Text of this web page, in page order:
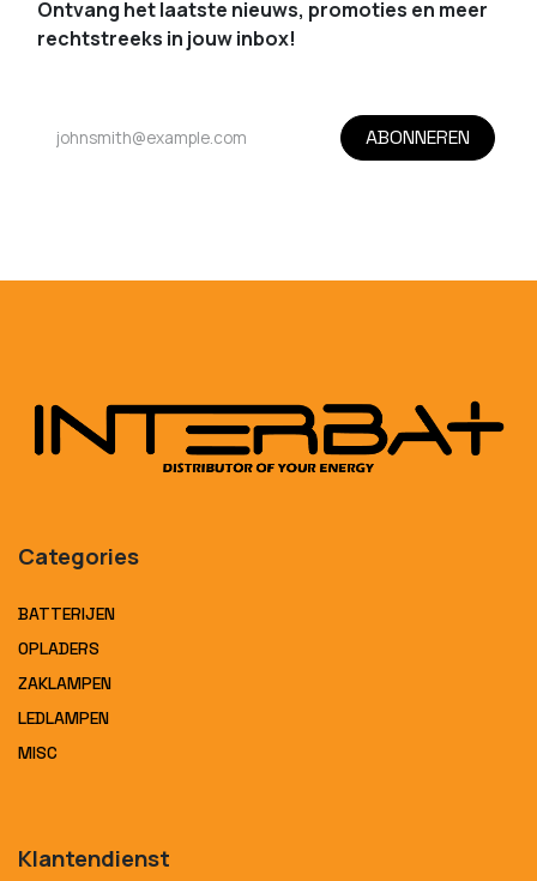
Ontvang het laatste nieuws, promoties en meer
rechtstreeks in jouw inbox!
ABONNEREN
Categories
BATTERIJEN
OPLADERS
ZAKLAMPEN
LEDLAMPEN
MISC
Klantendienst